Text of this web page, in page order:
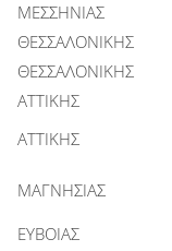
ΜΕΣΣΗΝΙΑΣ
ΘΕΣΣΑΛΟΝΙΚΗΣ
ΘΕΣΣΑΛΟΝΙΚΗΣ
ΑΤΤΙΚΗΣ
ΑΤΤΙΚΗΣ
ΜΑΓΝΗΣΙΑΣ
ΕΥΒΟΙΑΣ